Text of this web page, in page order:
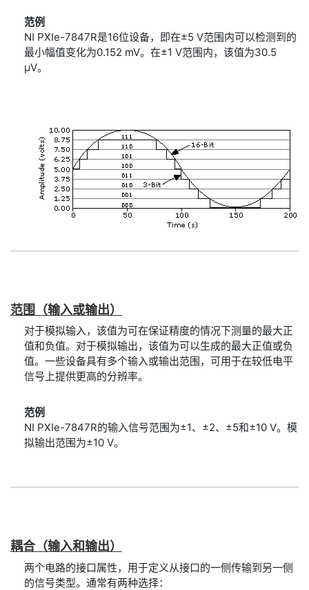
范例
NI PXIe-7847R是16位设备，即在±5 V范围内可以检测到的
最小幅值变化为0.152 mV。在±1 V范围内，该值为30.5
µV。
范围 （输入或输出）
对于模拟输入，该值为可在保证精度的情况下测量的最大正
值和负值。对于模拟输出，该值为可以生成的最大正值或负
值。一些设备具有多个输入或输出范围，可用于在较低电平
信号上提供更高的分辨率。
范例
NI PXIe-7847R的输入信号范围为±1、±2、±5和±10 V。模
拟输出范围为±10 V。
耦合（输入和输出）
两个电路的接口属性，用于定义从接口的一侧传输到另一侧
的信号类型。通常有两种选择：